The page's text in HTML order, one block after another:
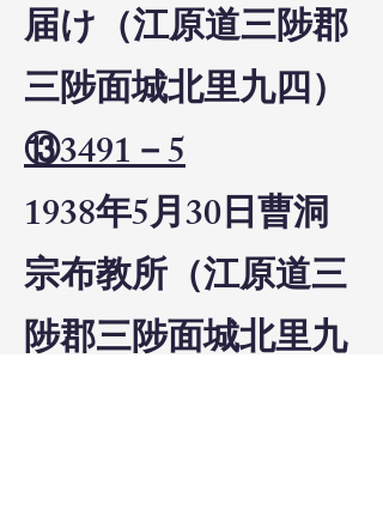
届け（江原道三陟郡
三陟面城北里九四）
⑬3491－5
1938年5月30日曹洞
宗布教所（江原道三
陟郡三陟面城北里九